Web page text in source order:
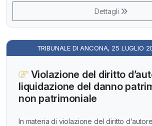
Dettagli
TRIBUNALE DI ANCONA, 25 LUGLIO
Violazione del diritto
liquidazione del danno
non patrimoniale
In materia di violazione del diritto